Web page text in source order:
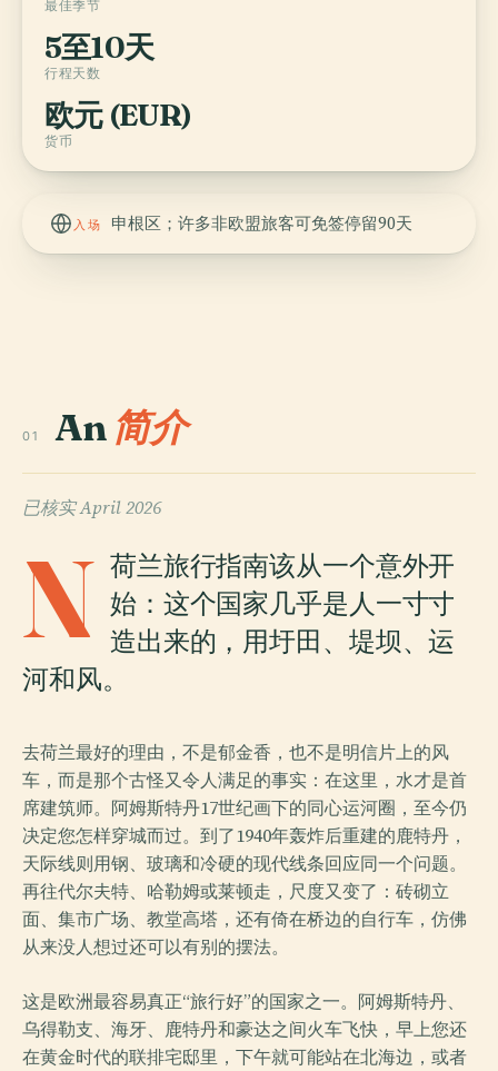
最佳季节
5至10天
行程天数
欧元 (EUR)
货币
入场 申根区；许多非欧盟旅客可免签停留90天
01 An 简介
已核实April 2026
N 荷兰旅行指南该从一个意外开
始：这个国家几乎是人一寸寸
造出来的，用圩田、堤坝、运
河和风。
去荷兰最好的理由，不是郁金香，也不是明信片上的风
车，而是那个古怪又令人满足的事实：在这里，水才是首
席建筑师。阿姆斯特丹17世纪画下的同心运河圈，至今仍
决定您怎样穿城而过。到了1940年轰炸后重建的鹿特丹，
天际线则用钢、玻璃和冷硬的现代线条回应同一个问题。
再往代尔夫特、哈勒姆或莱顿走，尺度又变了：砖砌立
面、集市广场、教堂高塔，还有倚在桥边的自行车，仿佛
从来没人想过还可以有别的摆法。
这是欧洲最容易真正“旅行好”的国家之一。阿姆斯特丹、
乌得勒支、海牙、鹿特丹和豪达之间火车飞快，早上您还
在黄金时代的联排宅邸里，下午就可能站在北海边，或者